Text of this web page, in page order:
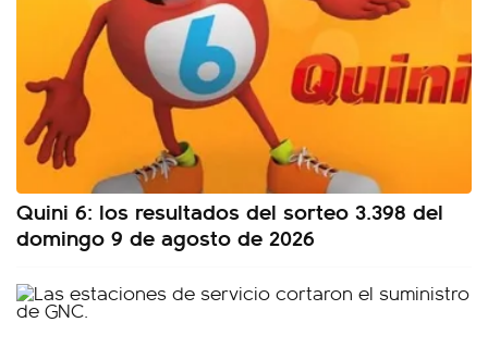
Quini 6: los resultados del sorteo 3.398 del
domingo 9 de agosto de 2026